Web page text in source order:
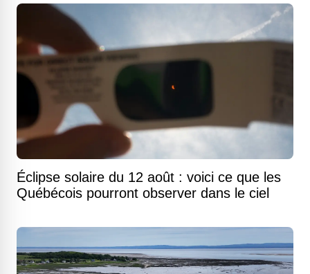
Éclipse solaire du 12 août : voici ce que les
Québécois pourront observer dans le ciel